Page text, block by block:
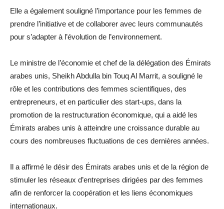
Elle a également souligné l’importance pour les femmes de
prendre l’initiative et de collaborer avec leurs communautés
pour s’adapter à l’évolution de l’environnement.
Le ministre de l’économie et chef de la délégation des Émirats
arabes unis, Sheikh Abdulla bin Touq Al Marrit, a souligné le
rôle et les contributions des femmes scientifiques, des
entrepreneurs, et en particulier des start-ups, dans la
promotion de la restructuration économique, qui a aidé les
Émirats arabes unis à atteindre une croissance durable au
cours des nombreuses fluctuations de ces dernières années.
Il a affirmé le désir des Émirats arabes unis et de la région de
stimuler les réseaux d’entreprises dirigées par des femmes
afin de renforcer la coopération et les liens économiques
internationaux.